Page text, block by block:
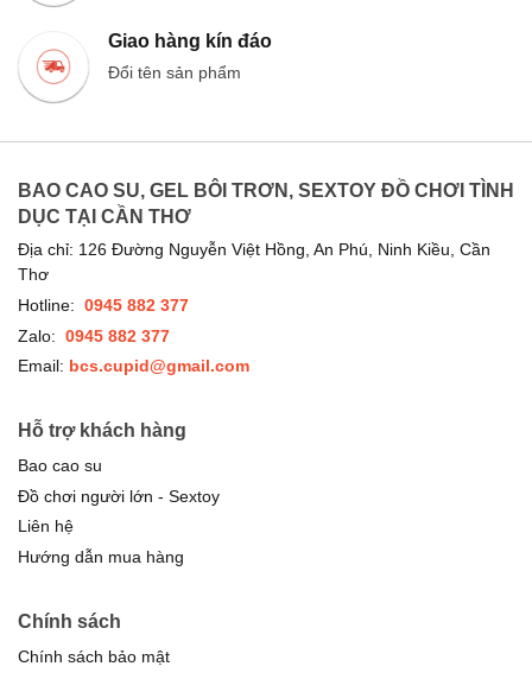
Giao hàng kín đáo
Đổi tên sản phẩm
BAO CAO SU, GEL BÔI TRƠN, SEXTOY ĐỒ CHƠI TÌNH
DỤC TẠI CẦN THƠ
Địa chỉ: 126 Đường Nguyễn Việt Hồng, An Phú, Ninh Kiều, Cần
Thơ
Hotline: 0945 882 377
Zalo: 0945 882 377
Email: bcs.cupid@gmail.com
Hỗ trợ khách hàng
Bao cao su
Đồ chơi người lớn - Sextoy
Liên hệ
Hướng dẫn mua hàng
Chính sách
Chính sách bảo mật